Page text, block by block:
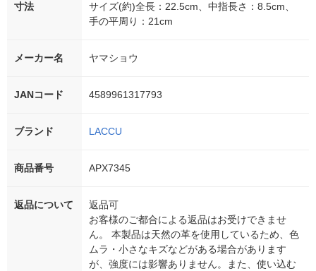
寸法
サイズ(約)全長：22.5cm、中指長さ：8.5cm、
手の平周り：21cm
メーカー名 ヤマショウ
JANコード 4589961317793
ブランド LACCU
商品番号 APX7345
返品について
返品可
お客様のご都合による返品はお受けできませ
ん。 本製品は天然の革を使用しているため、色
ムラ・小さなキズなどがある場合があります
が、強度には影響ありません。また、使い込む